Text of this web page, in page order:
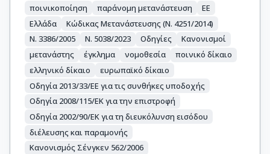
ποινικοποίηση παράνομη μετανάστευση
ΕΕ
Ελλάδα
Κώδικας Μετανάστευσης (Ν. 4251/2014)
Ν. 3386/2005
Ν. 5038/2023 Οδηγίες
Κανονισμοί
μετανάστης
έγκλημα νομοθεσία
ποινικό δίκαιο
ελληνικό δίκαιο
ευρωπαϊκό δίκαιο
Οδηγία 2013/33/ΕΕ για τις συνθήκες υποδοχής
Οδηγία 2008/115/ΕΚ για την επιστροφή
Οδηγία 2002/90/ΕΚ για τη διευκόλυνση εισόδου
διέλευσης και παραμονής
Κανονισμός Σένγκεν 562/2006